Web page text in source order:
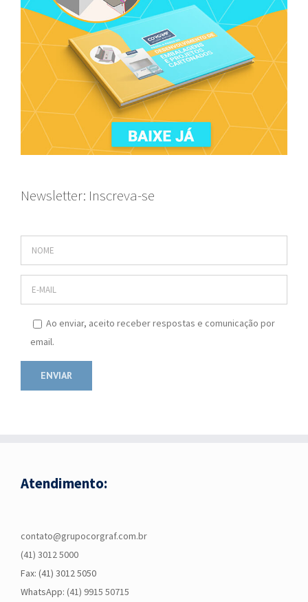
Newsletter: Inscreva-se
Ao enviar, aceito receber respostas e comunicação por
email.
Atendimento:
contato@grupocorgraf.com.br
(41) 3012 5000
Fax: (41) 3012 5050
WhatsApp: (41) 9915 50715